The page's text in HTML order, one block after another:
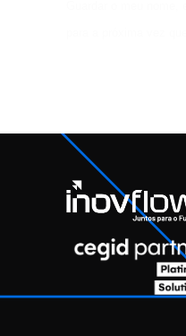
Guardar o meu